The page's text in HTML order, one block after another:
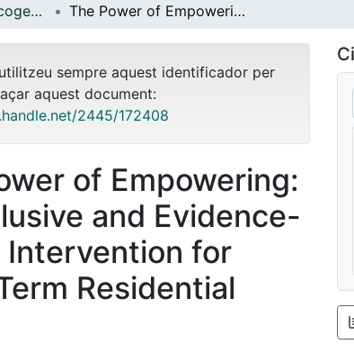
Màster Oficial - Psicogerontologia The Power of Empowering: An Inclusive and Evidence-Based Intervention for Long-Term Residential Care
sempre aquest identificador per
aquest document:
2445/172408
of Empowering:
and Evidence-
Intervention for
Residential